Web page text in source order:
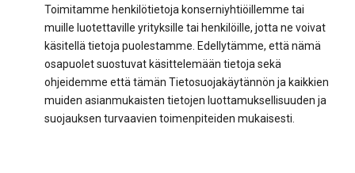
Toimitamme henkilötietoja konserniyhtiöillemme tai
muille luotettaville yrityksille tai henkilöille, jotta ne voivat
käsitellä tietoja puolestamme. Edellytämme, että nämä
osapuolet suostuvat käsittelemään tietoja sekä
ohjeidemme että tämän Tietosuojakäytännön ja kaikkien
muiden asianmukaisten tietojen luottamuksellisuuden ja
suojauksen turvaavien toimenpiteiden mukaisesti.